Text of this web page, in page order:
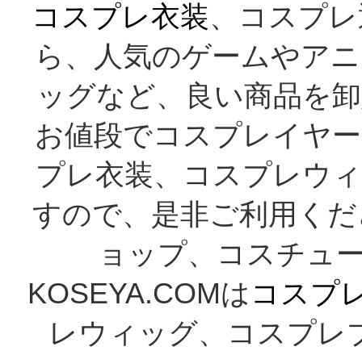
コスプレ衣装、コスプ
ら、人気のゲームやア
ッグなど、良い商品を
お値段でコスプレイヤ
プレ衣装、コスプレウ
すので、是非ご利用く
ョップ、コスチュ
KOSEYA.COMは コスプ
レウィッグ、コスプレ